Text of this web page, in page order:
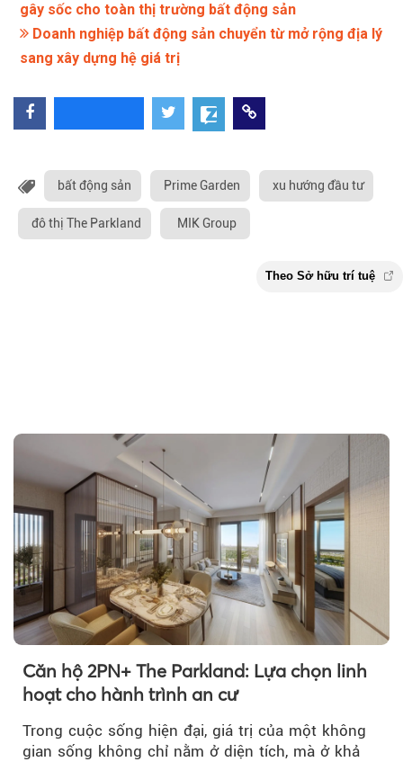
gây sốc cho toàn thị trường bất động sản
Doanh nghiệp bất động sản chuyển từ mở rộng địa lý
sang xây dựng hệ giá trị
bất động sản Prime Garden xu hướng đầu tư
đô thị The Parkland MIK Group
Căn hộ 2PN+ The Parkland: Lựa chọn linh
hoạt cho hành trình an cư
Trong cuộc sống hiện đại, giá trị của một không
gian sống không chỉ nằm ở diện tích, mà ở khả